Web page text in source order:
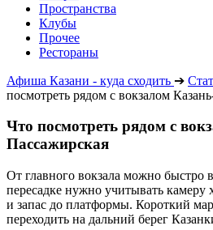
Пространства
Клубы
Прочее
Рестораны
Афиша Казани - куда сходить ➔
посмотреть рядом с вокзалом
Что посмотреть рядом с
Пассажирская
От главного вокзала можно быстро
пересадке нужно учитывать камеру
и запас до платформы. Короткий
переходить на дальний берег